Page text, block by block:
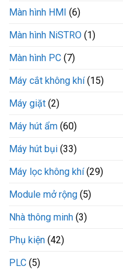
Màn hình HMI (6)
Màn hình NiSTRO (1)
Màn hình PC (7)
Máy cắt không khí(15)
Máy giặt (2)
Máy hút ẩm (60)
Máy hút bụi (33)
Máy lọc không khí(29)
Module mở rộng (5)
Nhà thông minh (3)
Phụ kiện (42)
PLC (5)